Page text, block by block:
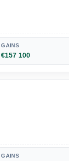
GAINS
€157 100
GAINS